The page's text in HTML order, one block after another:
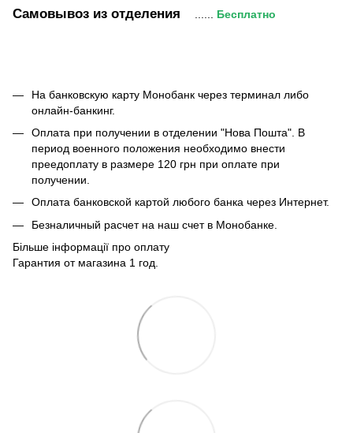
Самовывоз из отделения Бесплатно
На банковскую карту Монобанк через терминал либо
онлайн-банкинг.
Оплата при получении в отделении "Нова Пошта". В
период военного положения необходимо внести
преедоплату в размере 120 грн при оплате при
получении.
Оплата банковской картой любого банка через Интернет.
Безналичный расчет на наш счет в Монобанке.
Більше інформації про оплату
Гарантия от магазина 1 год.